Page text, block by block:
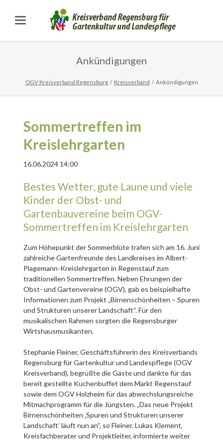
Ankündigungen
OGV Kreisverband Regensburg Kreisverband Ankündigungen
Sommertreffen im
Kreislehrgarten
16.06.2024 14:00
Bestes Wetter, gute Laune und viele
Kinder der Obst- und
Gartenbauvereine beim OGV-
Sommertreffen im Kreislehrgarten
Zum Höhepunkt der Sommerblüte trafen sich am 16. Juni
zahlreiche Gartenfreunde des Landkreises im Albert-
Plagemann-Kreislehrgarten in Regenstauf zum
traditionellen Sommertreffen. Neben Ehrungen der
Obst- und Gartenvereine (OGV), gab es beispielhafte
Informationen zum Projekt „Birnenschönheiten – Spuren
und Strukturen unserer Landschaft“. Für den
musikalischen Rahmen sorgten die Regensburger
Wirtshausmusikanten.
Stephanie Fleiner, Geschäftsführerin des Kreisverbands
Regensburg für Gartenkultur und Landespflege (OGV
Kreisverband), begrüßte die Gäste und dankte für das
bereit gestellte Kuchenbuffet dem Markt Regenstauf
sowie dem OGV Holzheim für das abwechslungsreiche
Mitmachprogramm für die Jüngsten. „Das neue Projekt
Birnenschönheiten ַ‚Spuren und Strukturen unserer
Landschaft’ läuft nun an“, so Fleiner. Lukas Klement,
Kreisfachberater und Projektleiter, informierte weiter